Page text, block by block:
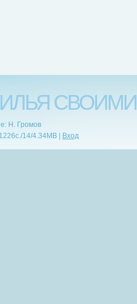
Н. Громов
/14/4.34MB | Вход